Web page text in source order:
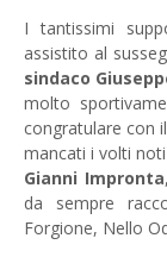
I tantissimi
assistito al
sindaco
molto
congratulare con
mancati i volti
Gianni Impronta
da sempre
Forgione, Nello